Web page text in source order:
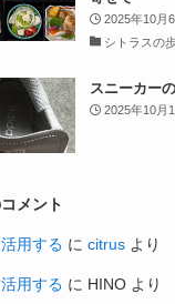
2025年10月
シトラスの
スニーカー
2025年10月
メント
用する に citrus より
用する に HINO より